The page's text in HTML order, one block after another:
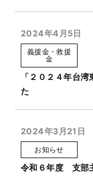
2024年4月5日
義援金・救援
金
「２０２４年台
た
2024年3月21日
お知らせ
令和６年度 支部